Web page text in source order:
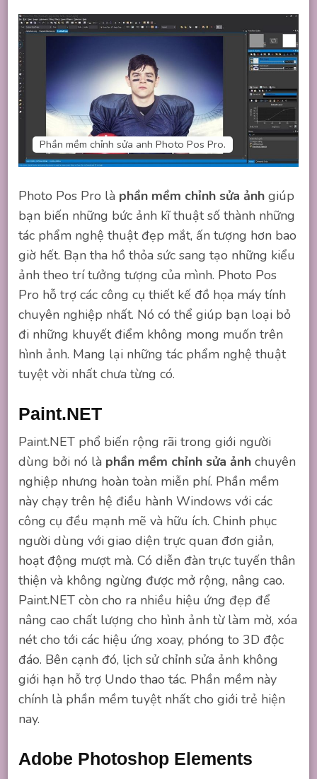
Phần mềm chỉnh sửa anh Photo Pos Pro.
Photo Pos Pro là phần mềm chỉnh sửa ảnhgiúp
bạn biến những bức ảnh kĩ thuật số thành những
tác phẩm nghệ thuật đẹp mắt, ấn tượng hơn bao
giờ hết. Bạn tha hồ thỏa sức sang tạo những kiểu
ảnh theo trí tưởng tượng của mình. Photo Pos
Pro hỗ trợ các công cụ thiết kế đồ họa máy tính
chuyên nghiệp nhất. Nó có thể giúp bạn loại bỏ
đi những khuyết điểm không mong muốn trên
hình ảnh. Mang lại những tác phẩm nghệ thuật
tuyệt vời nhất chưa từng có.
Paint.NET
Paint.NET phổ biến rộng rãi trong giới người
dùng bởi nó là phần mềm chỉnh sửa ảnhchuyên
nghiệp nhưng hoàn toàn miễn phí. Phần mềm
này chạy trên hệ điều hành Windows với các
công cụ đều mạnh mẽ và hữu ích. Chinh phục
người dùng với giao diện trực quan đơn giản,
hoạt động mượt mà. Có diễn đàn trực tuyến thân
thiện và không ngừng được mở rộng, nâng cao.
Paint.NET còn cho ra nhiều hiệu ứng đẹp để
nâng cao chất lượng cho hình ảnh từ làm mờ, xóa
nét cho tới các hiệu ứng xoay, phóng to 3D độc
đáo. Bên cạnh đó, lịch sử chỉnh sửa ảnh không
giới hạn hỗ trợ Undo thao tác. Phần mềm này
chính là phần mềm tuyệt nhất cho giới trẻ hiện
nay.
Adobe Photoshop Elements